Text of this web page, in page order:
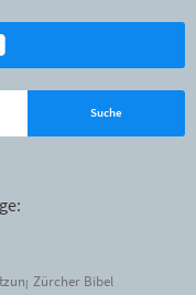
Zürcher Bibel